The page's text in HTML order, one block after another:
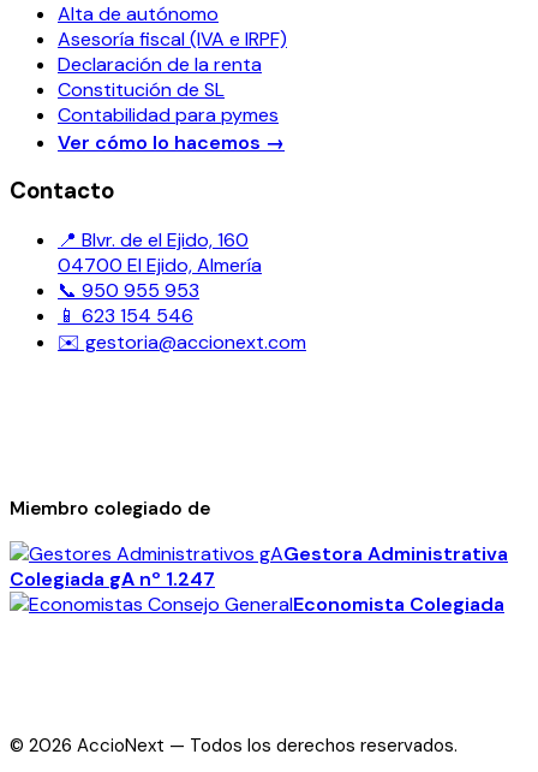
Alta de autónomo
Asesoría fiscal (IVA e IRPF)
Declaración de la renta
Constitución de SL
Contabilidad para pymes
Ver cómo lo hacemos →
Contacto
📍 Blvr. de el Ejido, 160
04700 El Ejido, Almería
📞 950 955 953
📱 623 154 546
✉️ gestoria@accionext.com
Miembro colegiado de
Gestora Administrativa
Colegiada gA nº 1.247
Economista Colegiada
© 2026 AccioNext — Todos los derechos reservados.